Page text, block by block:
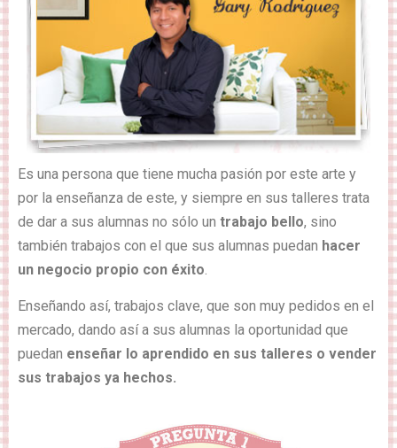
Es una persona que tiene mucha pasión por este arte y
por la enseñanza de este, y siempre en sus talleres trata
de dar a sus alumnas no sólo un trabajo bello, sino
también trabajos con el que sus alumnas puedan hacer
un negocio propio con éxito.
Enseñando así, trabajos clave, que son muy pedidos en el
mercado, dando así a sus alumnas la oportunidad que
puedan enseñar lo aprendido en sus talleres o vender
sus trabajos ya hechos.